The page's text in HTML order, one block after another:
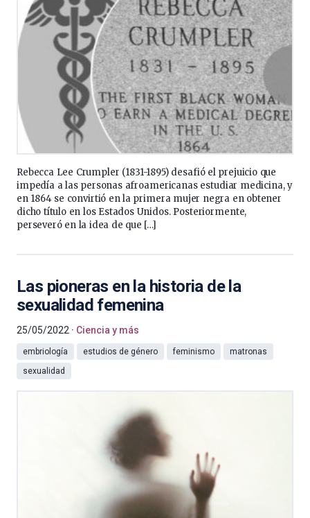
Rebecca Lee Crumpler (1831-1895) desafió el prejuicio que
impedía a las personas afroamericanas estudiar medicina, y
en 1864 se convirtió en la primera mujer negra en obtener
dicho título en los Estados Unidos. Posteriormente,
perseveró en la idea de que […]
Las pioneras en la historia de la
sexualidad femenina
25/05/2022 Ciencia y más
embriología estudios de género feminismo
matronas
sexualidad